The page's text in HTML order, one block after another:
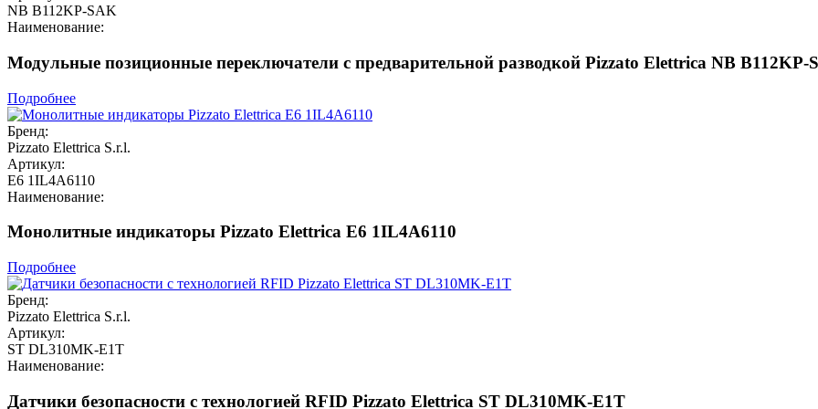
NB B112KP-SAK
Наименование:
Модульные позиционные переключатели с предварительной разводкой Pizzato Elettrica NB B112KP-
Подробнее
Бренд:
Pizzato Elettrica S.r.l.
Артикул:
E6 1IL4A6110
Наименование:
Монолитные индикаторы Pizzato Elettrica E6 1IL4A6110
Подробнее
Бренд:
Pizzato Elettrica S.r.l.
Артикул:
ST DL310MK-E1T
Наименование:
Датчики безопасности с технологией RFID Pizzato Elettrica ST DL310MK-E1T